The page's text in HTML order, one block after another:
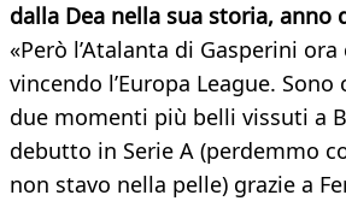
dalla Dea nella sua storia, anno
«Però l’Atalanta di Gasperini
vincendo l’Europa League.
due momenti più belli vissuti a
debutto in Serie A (perdemmo
non stavo nella pelle) grazie a